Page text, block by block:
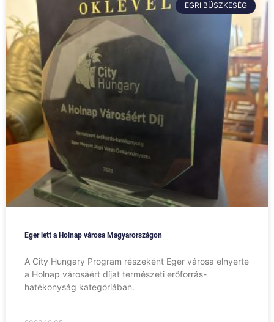
EGRI BÜSZKESÉG
Eger lett a Holnap városa Magyarországon
A City Hungary Program részeként Eger városa elnyerte
a Holnap városáért díjat természeti erőforrás-
hatékonyság kategóriában.